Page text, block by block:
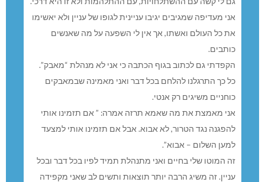
אני מעדיפה שמגיבים יגיבו עניינית לגופו של עניין ולא יאשימו
את כל העולם ואשתו, אך אין לי השפעה על מה שאנשים
כותבים.
הקפדתי גם לכתוב בגוף הכתבה כי אני לא מנהלת “מאבק”.
כל כך התרגלנו להלחם בכל דבר ואני מאמינה שבמאבקים
כוחניים משיגים רק אנטי.
אני מאמצת את מה שאמא תרזה אמרה: ” אם תזמינו אותי
להפגנה נגד הטרור, לא אבוא. אבל אם תזמינו אותי למצעד
למען השלום – אבוא”.
זה המוטו שלי בחיים ואני מתנהלת תמיד לפיו בכל דבר ובכל
עניין. זה משיג הרבה יותר תוצאות ותשים לב שאני מקפידה